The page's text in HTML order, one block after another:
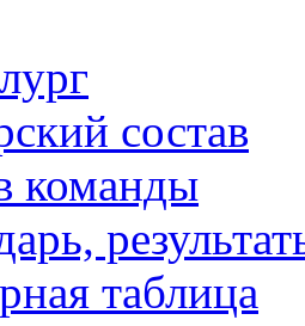
состав
команды
таблица